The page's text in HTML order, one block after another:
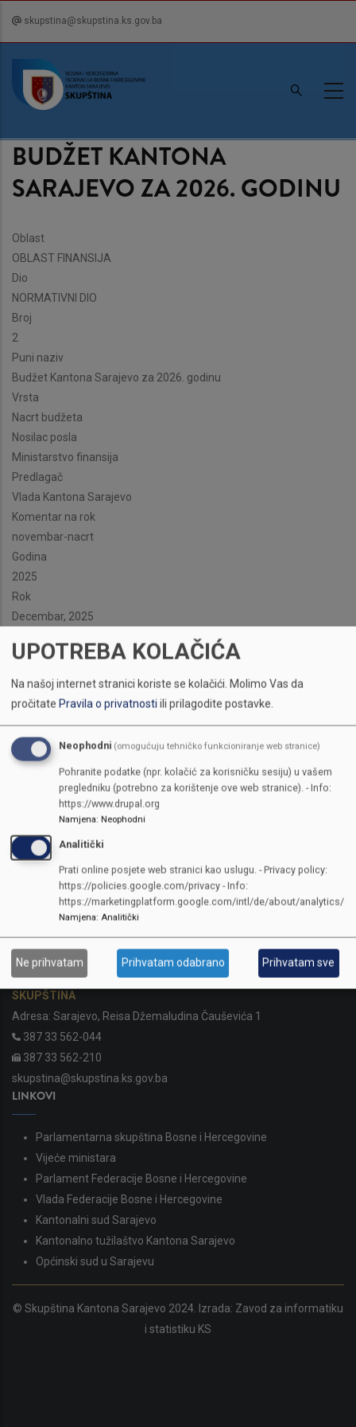
content
skupstina@skupstina.ks.gov.ba
BUDŽET KANTONA
SARAJEVO ZA 2026. GODINU
Oblast
OBLAST FINANSIJA
Dio
NORMATIVNI DIO
Broj
2
Puni naziv
Budžet Kantona Sarajevo za 2026. godinu
Vrsta
Nacrt budžeta
Nosilac posla
Ministarstvo finansija
Predlagač
Vlada Kantona Sarajevo
Komentar na rok
novembar-nacrt
Godina
2025
Rok
Decembar, 2025
KONTAKTI
SKUPŠTINA
Adresa: Sarajevo, Reisa Džemaludina Čauševića 1
387 33 562-044
387 33 562-210
skupstina@skupstina.ks.gov.ba
LINKOVI
Parlamentarna skupština Bosne i Hercegovine
Vijeće ministara
Parlament Federacije Bosne i Hercegovine
Vlada Federacije Bosne i Hercegovine
Kantonalni sud Sarajevo
Kantonalno tužilaštvo Kantona Sarajevo
Općinski sud u Sarajevu
© Skupština Kantona Sarajevo 2024. Izrada: Zavod za informatiku
i statistiku KS
UPOTREBA KOLAČIĆA
Na našoj internet stranici koriste se kolačići. Molimo Vas da
pročitate Pravila o privatnostiili prilagodite postavke.
Neophodni (omogućuju tehničko funkcioniranje web stranice)
Pohranite podatke (npr. kolačić za korisničku sesiju) u vašem
pregledniku (potrebno za korištenje ove web stranice). - Info:
https://www.drupal.org
Namjena: Neophodni
Analitički
Prati online posjete web stranici kao uslugu. - Privacy policy:
https://policies.google.com/privacy - Info:
https://marketingplatform.google.com/intl/de/about/analytics/
Namjena: Analitički
Ne prihvatam Prihvatam odabrano Prihvatam sve